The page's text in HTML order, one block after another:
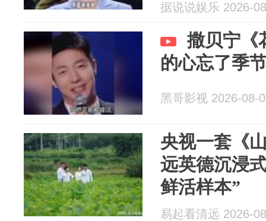
据说说娱乐 2026-
撒贝宁《
的心忘了季
黑哥影视 2026-08-
央视一套《
远英德沉浸
鲜活样本”
易起看清远 2026-